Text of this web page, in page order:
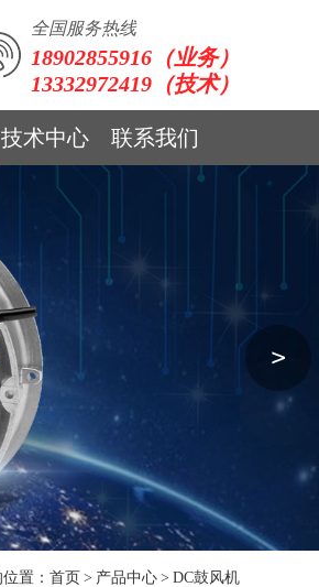
全国服务热线
18902855916（业务）
13332972419（技术）
技术中心 联系我们
首页 产品中心 DC鼓风机